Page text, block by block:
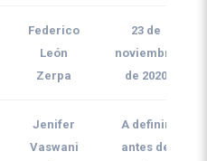
Federico
León
Zerpa
23 de
noviembre
de 2020
Jenifer
Vaswani
A definir
antes de